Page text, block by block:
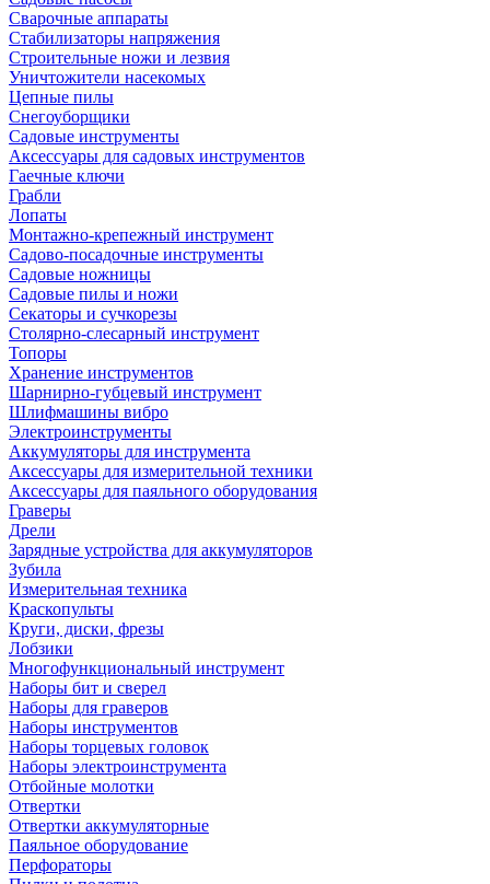
Сварочные аппараты
Стабилизаторы напряжения
Строительные ножи и лезвия
Уничтожители насекомых
Цепные пилы
Снегоуборщики
Садовые инструменты
Аксессуары для садовых инструментов
Гаечные ключи
Грабли
Лопаты
Монтажно-крепежный инструмент
Садово-посадочные инструменты
Садовые ножницы
Садовые пилы и ножи
Секаторы и сучкорезы
Столярно-слесарный инструмент
Топоры
Хранение инструментов
Шарнирно-губцевый инструмент
Шлифмашины вибро
Электроинструменты
Аккумуляторы для инструмента
Аксессуары для измерительной техники
Аксессуары для паяльного оборудования
Граверы
Дрели
Зарядные устройства для аккумуляторов
Зубила
Измерительная техника
Краскопульты
Круги, диски, фрезы
Лобзики
Многофункциональный инструмент
Наборы бит и сверел
Наборы для граверов
Наборы инструментов
Наборы торцевых головок
Наборы электроинструмента
Отбойные молотки
Отвертки
Отвертки аккумуляторные
Паяльное оборудование
Перфораторы